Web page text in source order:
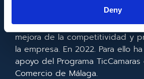
Deny
acceso a las mismas y gracias al
realizado la implementación de
mejora de la competitividad y
la empresa. En 2022. Para ello
apoyo del Programa
Comercio de Málaga.